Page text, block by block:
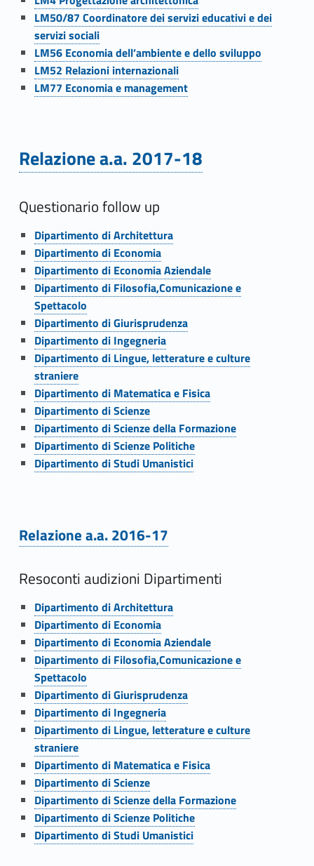
i
o
n
i
r
e
s
s
o
i
C
o
r
s
i
d
S
t
u
d
i
o
e
i
i
p
a
Link identifier #identifier__156207-28
LM50/87 Coordinatore dei servizi educativi e dei
servizi sociali
Link identifier #identifier__153593-29
LM56 Economia dell’ambiente e dello sviluppo
Link identifier #identifier__98134-30
LM52 Relazioni internazionali
Link identifier #identifier__93006-31
LM77 Economia e management
Link identifier #identifier__151501-32
Relazione a.a. 2017-18
Questionario follow up
Link identifier #identifier__192691-33
Dipartimento di Architettura
Link identifier #identifier__118620-34
Dipartimento di Economia
Link identifier #identifier__172476-35
Dipartimento di Economia Aziendale
Link identifier #identifier__152537-36
Dipartimento di Filosofia,Comunicazione e
Spettacolo
Link identifier #identifier__131474-37
Dipartimento di Giurisprudenza
Link identifier #identifier__111355-38
Dipartimento di Ingegneria
Link identifier #identifier__110567-39
Dipartimento di Lingue, letterature e culture
straniere
Link identifier #identifier__1953-40
Dipartimento di Matematica e Fisica
Link identifier #identifier__73822-41
Dipartimento di Scienze
Link identifier #identifier__175869-42
Dipartimento di Scienze della Formazione
Link identifier #identifier__152437-43
Dipartimento di Scienze Politiche
Link identifier #identifier__136048-44
Dipartimento di Studi Umanistici
Link identifier #identifier__133563-45
Relazione a.a. 2016-17
Resoconti audizioni Dipartimenti
Link identifier #identifier__141853-46
Dipartimento di Architettura
Link identifier #identifier__164010-47
Dipartimento di Economia
Link identifier #identifier__69912-48
Dipartimento di Economia Aziendale
Link identifier #identifier__63306-49
Dipartimento di Filosofia,Comunicazione e
Spettacolo
Link identifier #identifier__29180-50
Dipartimento di Giurisprudenza
Link identifier #identifier__198907-51
Dipartimento di Ingegneria
Link identifier #identifier__146236-52
Dipartimento di Lingue, letterature e culture
straniere
Link identifier #identifier__58556-53
Dipartimento di Matematica e Fisica
Link identifier #identifier__144460-54
Dipartimento di Scienze
Link identifier #identifier__107664-55
Dipartimento di Scienze della Formazione
Link identifier #identifier__136186-56
Dipartimento di Scienze Politiche
Link identifier #identifier__30595-57
Dipartimento di Studi Umanistici